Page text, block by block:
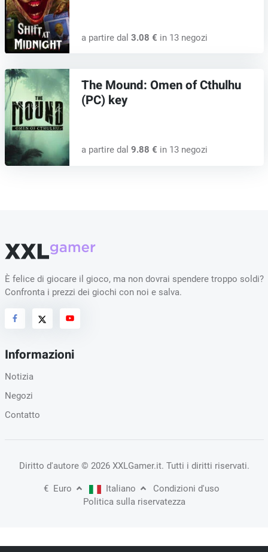
a partire dal 3.08 € in 13 negozi
The Mound: Omen of Cthulhu
(PC) key
a partire dal 9.88 € in 13 negozi
È felice di giocare il gioco, ma non dovrai spendere troppo soldi?
Confronta i prezzi dei giochi con noi e salva.
Informazioni
Notizia
Negozi
Contatto
Diritto d'autore © 2026 XXLGamer.it. Tutti i diritti riservati.
€ Euro Italiano
Condizioni d'uso
Politica sulla riservatezza